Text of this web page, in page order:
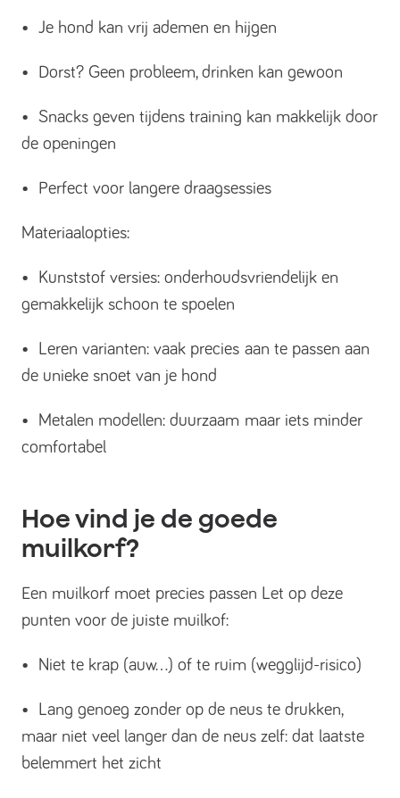
• Je hond kan vrij ademen en hijgen
• Dorst? Geen probleem, drinken kan gewoon
• Snacks geven tijdens training kan makkelijk door
de openingen
• Perfect voor langere draagsessies
Materiaalopties:
• Kunststof versies: onderhoudsvriendelijk en
gemakkelijk schoon te spoelen
• Leren varianten: vaak precies aan te passen aan
de unieke snoet van je hond
• Metalen modellen: duurzaam maar iets minder
comfortabel
Hoe vind je de goede
muilkorf?
Een muilkorf moet precies passen Let op deze
punten voor de juiste muilkof:
• Niet te krap (auw...) of te ruim (wegglijd-risico)
• Lang genoeg zonder op de neus te drukken,
maar niet veel langer dan de neus zelf: dat laatste
belemmert het zicht